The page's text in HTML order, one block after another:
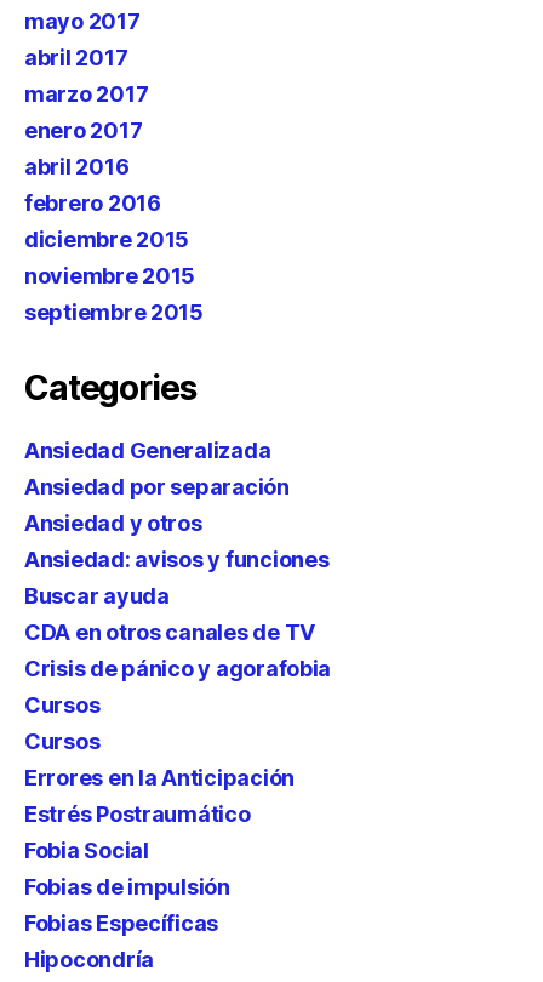
mayo 2017
abril 2017
marzo 2017
enero 2017
abril 2016
febrero 2016
diciembre 2015
noviembre 2015
septiembre 2015
Categories
Ansiedad Generalizada
Ansiedad por separación
Ansiedad y otros
Ansiedad: avisos y funciones
Buscar ayuda
CDA en otros canales de TV
Crisis de pánico y agorafobia
Cursos
Cursos
Errores en la Anticipación
Estrés Postraumático
Fobia Social
Fobias de impulsión
Fobias Específicas
Hipocondría